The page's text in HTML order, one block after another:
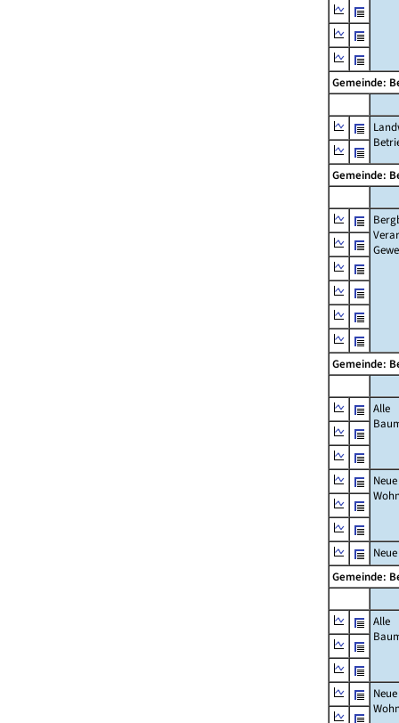
Gemeinde:
Gemeinde:
Gemeinde:
Alle
Neue
Gemeinde:
Alle
Neue